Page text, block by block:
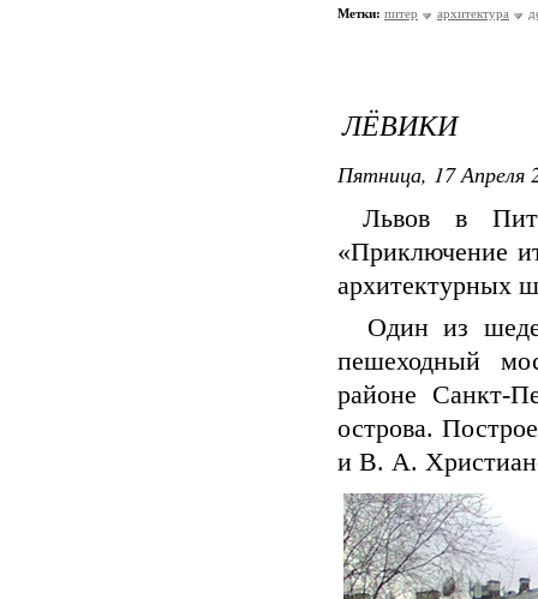
Метки: питер архитектура
ЛЁВИКИ
Пятница, 17 Апреля
Львов в
«Приключение
архитектурных
Один из
пешеходный
районе Санкт-
острова.
и В. А.